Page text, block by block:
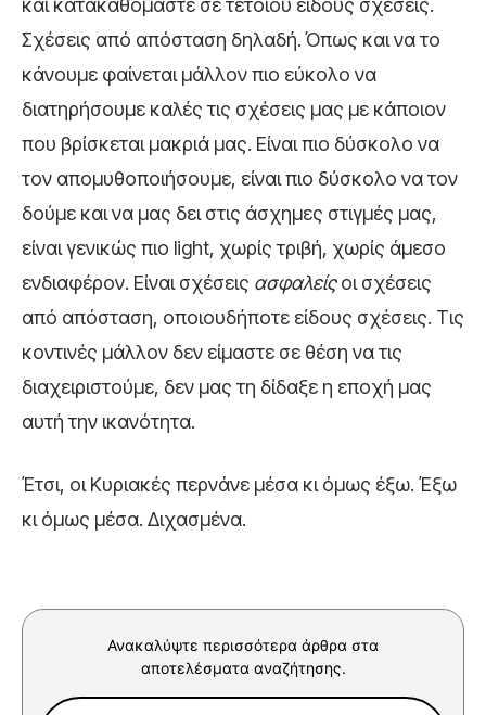
Σχέσεις από απόσταση δηλαδή. Όπως και να το
κάνουμε φαίνεται μάλλον πιο εύκολο να
διατηρήσουμε καλές τις σχέσεις μας με κάποιον
που βρίσκεται μακριά μας. Είναι πιο δύσκολο να
τον απομυθοποιήσουμε, είναι πιο δύσκολο να τον
δούμε και να μας δει στις άσχημες στιγμές μας,
είναι γενικώς πιο light, χωρίς τριβή, χωρίς άμεσο
ενδιαφέρον. Είναι σχέσεις ασφαλείςοι σχέσεις
από απόσταση, οποιουδήποτε είδους σχέσεις. Τις
κοντινές μάλλον δεν είμαστε σε θέση να τις
διαχειριστούμε, δεν μας τη δίδαξε η εποχή μας
αυτή την ικανότητα.
Έτσι, οι Κυριακές περνάνε μέσα κι όμως έξω. Έξω
κι όμως μέσα. Διχασμένα.
Ανακαλύψτε περισσότερα άρθρα στα
αποτελέσματα αναζήτησης.